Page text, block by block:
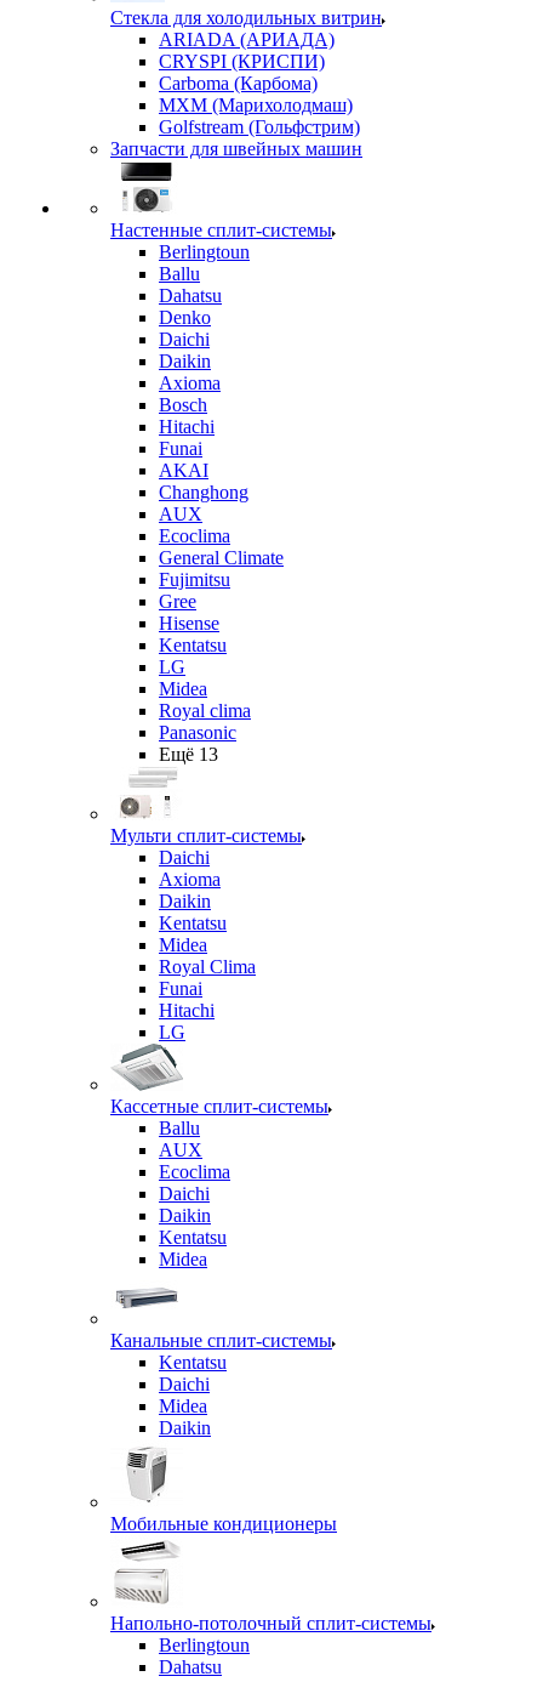
Стекла для холодильных витрин
ARIADA (АРИАДА)
CRYSPI (КРИСПИ)
Carboma (Карбома)
MXM (Марихолодмаш)
Golfstream (Гольфстрим)
Запчасти для швейных машин
Настенные сплит-системы
Berlingtoun
Ballu
Dahatsu
Denko
Daichi
Daikin
Axioma
Bosch
Hitachi
Funai
AKAI
Changhong
AUX
Ecoclima
General Climate
Fujimitsu
Gree
Hisense
Kentatsu
LG
Midea
Royal clima
Panasonic
Ещё 13
Мульти сплит-системы
Daichi
Axioma
Daikin
Kentatsu
Midea
Royal Clima
Funai
Hitachi
LG
Кассетные сплит-системы
Ballu
AUX
Ecoclima
Daichi
Daikin
Kentatsu
Midea
Канальные сплит-системы
Kentatsu
Daichi
Midea
Daikin
Мобильные кондиционеры
Напольно-потолочный сплит-системы
Berlingtoun
Dahatsu